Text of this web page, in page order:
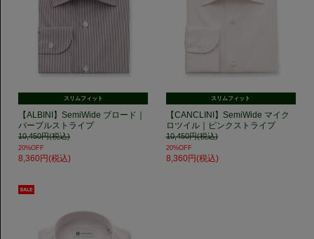
スリムフィット
【ALBINI】SemiWide ブロード｜
パープルストライプ
10,450円(税込)
20%OFF
8,360円(税込)
スリムフィット
【CANCLINI】SemiWide マイク
ロツイル｜ピンクストライプ
10,450円(税込)
20%OFF
8,360円(税込)